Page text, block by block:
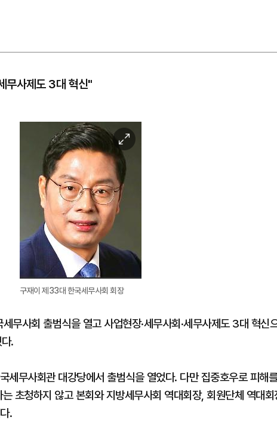
무사제도 3대 혁신"
이
미
지
확
대
구재이 제33대 한국세무사회 회장
무사회 출범식을 열고 사업현장·세무사회·세무사제도 3대 혁신
.
세무사회관 대강당에서 출범식을 열었다. 다만 집중호우로 피해
초청하지 않고 본회와 지방세무사회 역대회장, 회원단체 역대회
.